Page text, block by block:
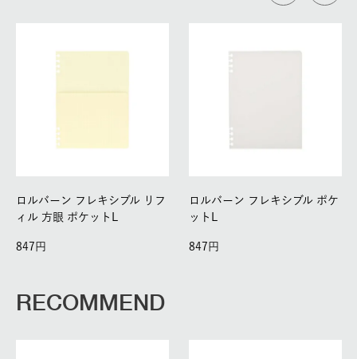
ロルバーン フレキシブル リフ
ィル 方眼 ポケットL
847
ロルバーン フレキシブル ポケ
ットL
847
RECOMMEND